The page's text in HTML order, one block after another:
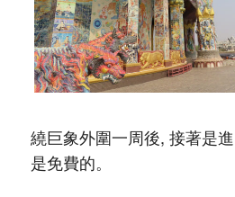
繞巨象外圍一周後, 接著是
是免費的。